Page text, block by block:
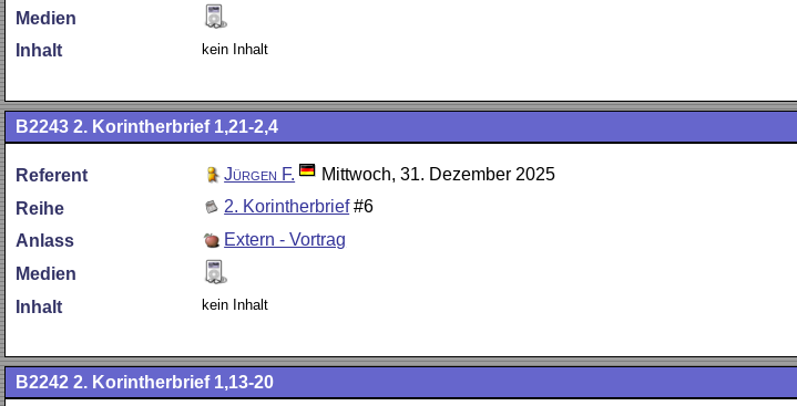
Medien
Inhalt
kein Inhalt
B2243 2. Korintherbrief 1,21-2,4
Referent Jürgen F.
Mittwoch, 31. Dezember 2025
Reihe
2. Korintherbrief#6
Anlass
Extern - Vortrag
Medien
Inhalt
kein Inhalt
B2242 2. Korintherbrief 1,13-20